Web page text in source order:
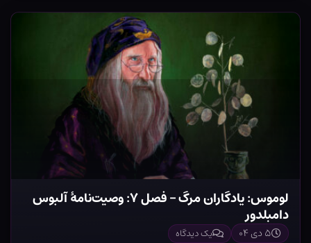
لوموس: یادگاران مرگ – فصل ۷: وصیت‌نامهٔ آلبوس
دامبلدور
۵ دی ۰۴ یک دیدگاه